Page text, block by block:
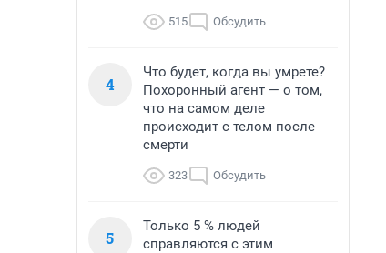
515 Обсудить
4
Что будет, когда вы умрете?
Похоронный агент — о том,
что на самом деле
происходит с телом после
смерти
323 Обсудить
5
Только 5 % людей
справляются с этим